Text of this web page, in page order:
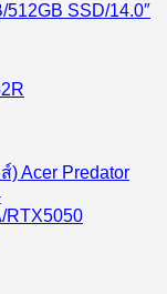
SSD/14.0″
) Acer Predator
RTX5050